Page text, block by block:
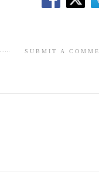
SUBMIT A